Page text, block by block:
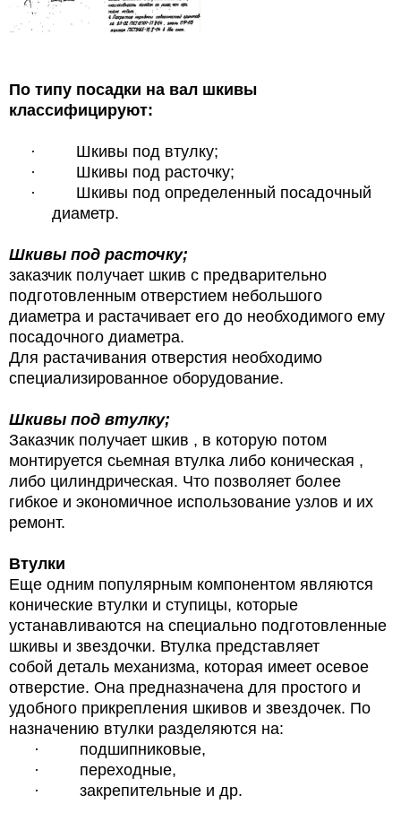
По типу посадки на вал шкивы
классифицируют:
·
Шкивы под втулку;
·
Шкивы под расточку;
·
Шкивы под определенный посадочный
диаметр.
Шкивы под расточку;
заказчик получает шкив с предварительно
подготовленным отверстием небольшого
диаметра и растачивает его до необходимого ему
посадочного диаметра.
Для растачивания отверстия необходимо
специализированное оборудование.
Шкивы под втулку;
Заказчик получает шкив , в которую потом
монтируется сьемная втулка либо коническая ,
либо цилиндрическая. Что позволяет более
гибкое и экономичное использование узлов и их
ремонт.
Втулки
Еще одним популярным компонентом являются
конические втулки и ступицы, которые
устанавливаются на специально подготовленные
шкивы и звездочки. Втулка представляет
собой деталь механизма, которая имеет осевое
отверстие. Она предназначена для простого и
удобного прикрепления шкивов и звездочек. По
назначению втулки разделяются на:
·
подшипниковые,
·
переходные,
·
закрепительные и др.